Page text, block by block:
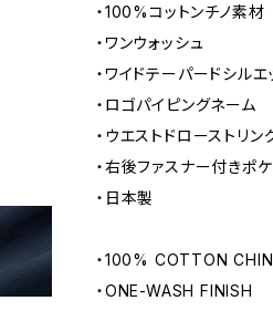
・100%コットンチノ素材
・ワンウォッシュ
・ワイドテーパードシルエ
・ロゴパイピングネーム
・ウエストドローストリン
・右後ファスナー付きポケ
・日本製
・100% COTTON
・ONE-WASH FINISH